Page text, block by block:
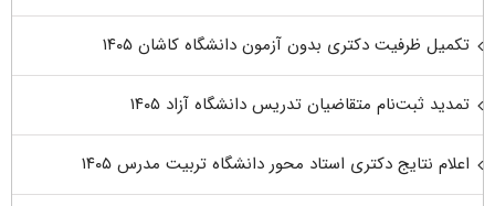
تکمیل ظرفیت دکتری بدون آزمون دانشگاه کاشان ۱۴۰۵
تمدید ثبت‌نام متقاضیان تدریس دانشگاه آزاد ۱۴۰۵
اعلام نتایج دکتری استاد محور دانشگاه تربیت مدرس ۱۴۰۵